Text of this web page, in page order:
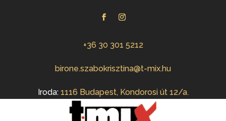
+36 30 301 5212
birone.szabokrisztina@t-mix.hu
Iroda: 1116 Budapest, Kondorosi út 12/a.